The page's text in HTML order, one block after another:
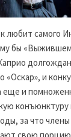
любит самого
бы
«Оскар», и
еще и
конъюнктуру
за что